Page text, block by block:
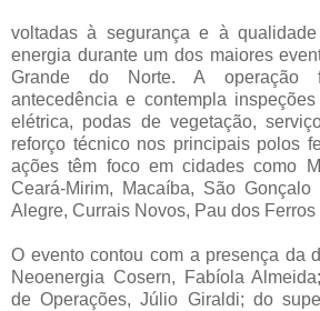
voltadas à segurança e à
energia durante um dos maiores
Grande do Norte. A operação
antecedência e contempla
elétrica, podas de vegetação,
reforço técnico nos principais polos
ações têm foco em cidades como
Ceará-Mirim, Macaíba, São Gonçalo
Alegre, Currais Novos, Pau dos Ferros
O evento contou com a presença da
Neoenergia Cosern, Fabíola
de Operações, Júlio Giraldi; do